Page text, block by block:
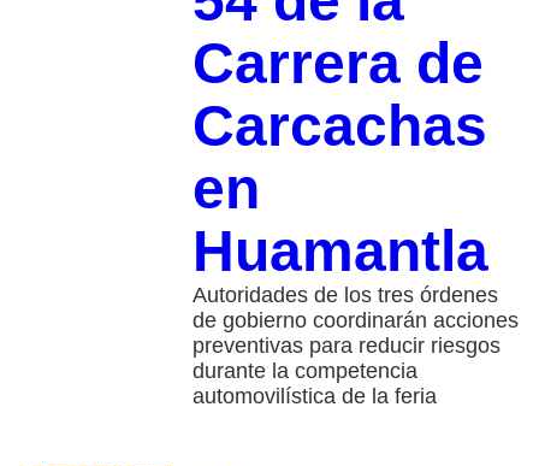
Carrera de
Carcachas
en
Huamantla
Autoridades de los tres órdenes
de gobierno coordinarán acciones
preventivas para reducir riesgos
durante la competencia
automovilística de la feria